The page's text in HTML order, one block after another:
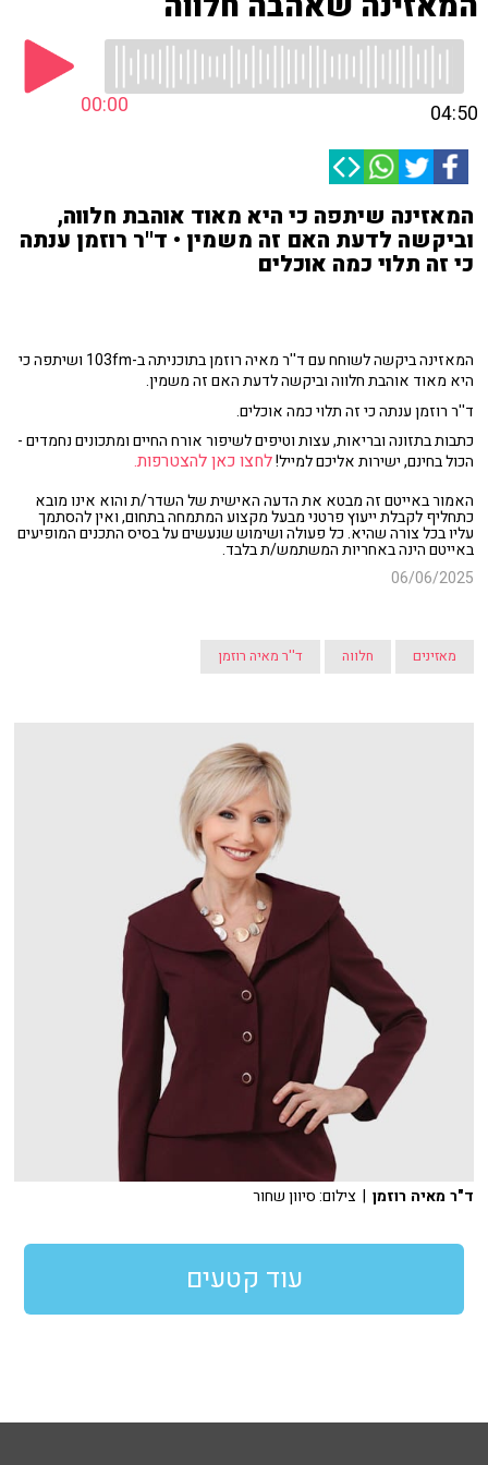
00:00 04:50
המאזינה שיתפה כי היא מאוד אוהבת חלווה,
וביקשה לדעת האם זה משמין • ד''ר רוזמן ענתה
כי זה תלוי כמה אוכלים
המאזינה ביקשה לשוחח עם ד''ר מאיה רוזמן בתוכניתה ב-103fm ושיתפה כי
היא מאוד אוהבת חלווה וביקשה לדעת האם זה משמין.
ד''ר רוזמן ענתה כי זה תלוי כמה אוכלים.
כתבות בתזונה ובריאות, עצות וטיפים לשיפור אורח החיים ומתכונים נחמדים -
הכול בחינם, ישירות אליכם למייל!לחצו כאן להצטרפות.
האמור באייטם זה מבטא את הדעה האישית של השדר/ת והוא אינו מובא
כתחליף לקבלת ייעוץ פרטני מבעל מקצוע המתמחה בתחום, ואין להסתמך
עליו בכל צורה שהיא. כל פעולה ושימוש שנעשים על בסיס התכנים המופיעים
באייטם הינה באחריות המשתמש/ת בלבד.
06/06/2025
מאזינים חלווה ד''ר מאיה רוזמן
ד"ר מאיה רוזמן | צילום: סיוון שחור
עוד קטעים